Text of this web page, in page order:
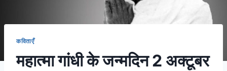
कविताएँ
महात्मा गांधी के जन्मदिन 2 अक्टूबर